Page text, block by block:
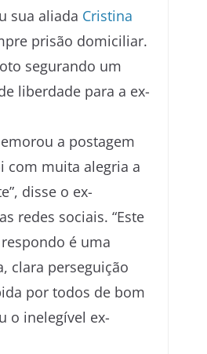
sua aliada Cristina
prisão domiciliar.
segurando um
liberdade para a ex-
a postagem
com muita alegria a
disse o ex-
redes sociais. “Este
é uma
clara perseguição
por todos de bom
o inelegível ex-